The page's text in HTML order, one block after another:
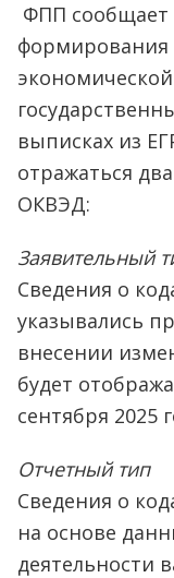
ФПП сообщает
формирования
выписках из
отражаться
ОКВЭД:
Заявительный
Сведения о
указывались
внесении
будет
сентября 2025
Отчетный тип
Сведения о
на основе
деятельности